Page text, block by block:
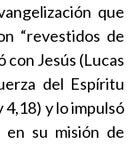
que
“revestidos de
con Jesús (Lucas
del Espíritu
4,18) y lo impulsó
en su misión de